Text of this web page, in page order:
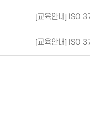
[교육안내] ISO
[교육안내] ISO